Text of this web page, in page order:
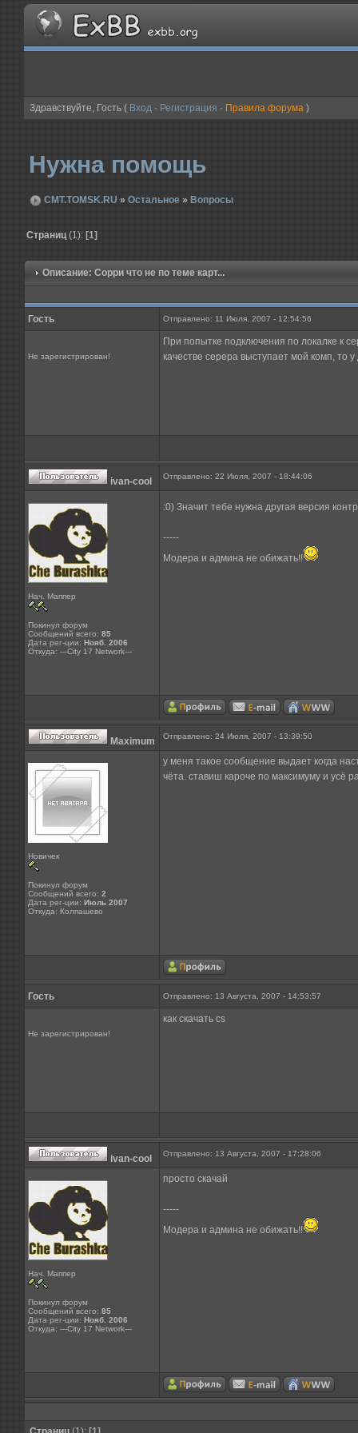
Здравствуйте, Гость ( Вход· Регистрация · Правила форума)
Нужна помощь
CMT.TOMSK.RU » Остальное» Вопросы
Страниц(1): [1]
Описание: Сорри что не по теме карт...
Гость Отправлено: 11 Июля, 2007 - 12:54:56
Не зарегистрирован!
При попытке подключения по локалке к
качестве серера выступает мой комп, то
ivan-cool Отправлено: 22 Июля, 2007 - 18:44:06
Нач. Маппер
Покинул форум
Сообщений всего: 85
Дата рег-ции: Нояб. 2006
Откуда: ---City 17 Network---
:0) Значит тебе нужна другая версия
-----
Модера и админа не обижать!!
Maximum Отправлено: 24 Июля, 2007 - 13:39:50
Новичек
Покинул форум
Сообщений всего: 2
Дата рег-ции: Июль 2007
Откуда: Колпашево
у меня такое сообщение выдает когда
чёта. ставиш кароче по максимуму и усё
Гость Отправлено: 13 Августа, 2007 - 14:53:57
Не зарегистрирован!
как скачать cs
ivan-cool Отправлено: 13 Августа, 2007 - 17:28:06
Нач. Маппер
Покинул форум
Сообщений всего: 85
Дата рег-ции: Нояб. 2006
Откуда: ---City 17 Network---
просто скачай
-----
Модера и админа не обижать!!